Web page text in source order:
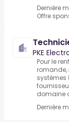
Dernière
Offre
PKE
Pour le
romande,
systèmes
domaine
Dernière